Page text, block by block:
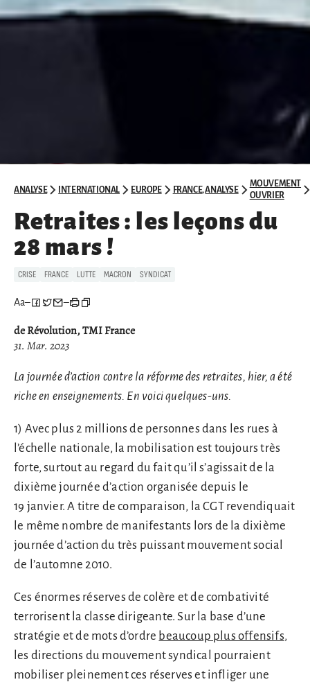
ANALYSE INTERNATIONAL EUROPE FRANCE,ANALYSE
MOUVEMENT
OUVRIER
Retraites : les leçons du
28 mars !
CRISE FRANCE LUTTE MACRON SYNDICAT
Aa– –
de Révolution, TMI France
31. Mar. 2023
La journée d’action contre la réforme des retraites, hier, a été
riche en enseignements. En voici quelques-uns.
1) Avec plus 2 millions de personnes dans les rues à
l’échelle nationale, la mobilisation est toujours très
forte, surtout au regard du fait qu’il s’agissait de la
dixième journée d’action organisée depuis le
19 janvier. A titre de comparaison, la CGT revendiquait
le même nombre de manifestants lors de la dixième
journée d’action du très puissant mouvement social
de l’automne 2010.
Ces énormes réserves de colère et de combativité
terrorisent la classe dirigeante. Sur la base d’une
stratégie et de mots d’ordre beaucoup plus offensifs,
les directions du mouvement syndical pourraient
mobiliser pleinement ces réserves et infliger une